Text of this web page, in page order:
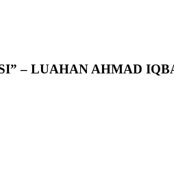
– LUAHAN AHMAD